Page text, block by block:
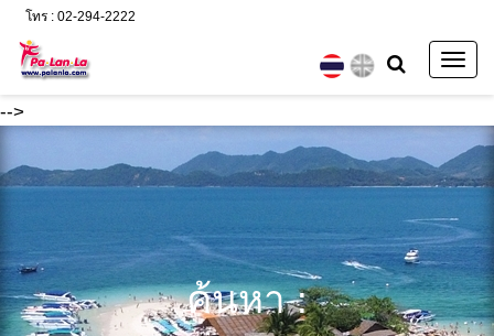
-->
โทร : 02-294-2222
ค้นหา :